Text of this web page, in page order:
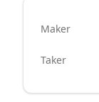
Maker
Taker